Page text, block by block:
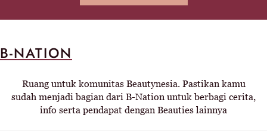
B-NATION
Ruang untuk komunitas Beautynesia. Pastikan kamu
sudah menjadi bagian dari B-Nation untuk berbagi cerita,
info serta pendapat dengan Beauties lainnya